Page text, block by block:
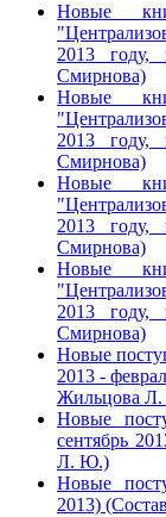
Новые
2013
Смирнова)
Новые
2013
Смирнова)
Новые
2013
Смирнова)
Новые
2013
Смирнова)
Новые
2013 -
Жильцова
Новые
сентябрь
Л. Ю.)
Новые
2013)